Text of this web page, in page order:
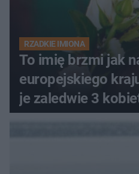
RZADKIE IMIONA
To imię brzmi jak
europejskiego
je zaledwie 3